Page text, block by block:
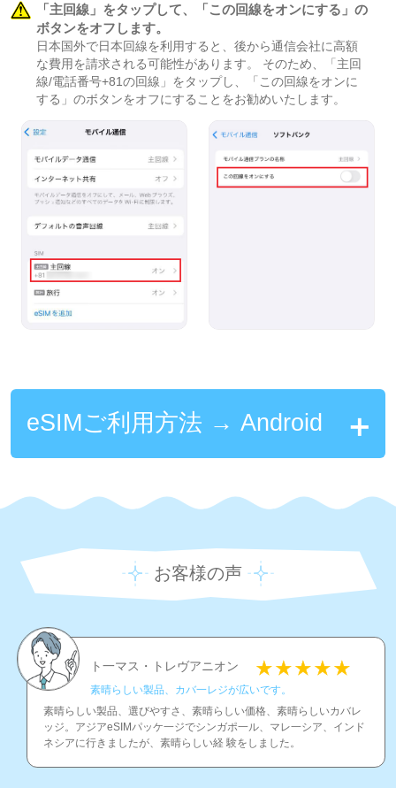
「主回線」をタップして、「この回線をオンにする」の
ボタンをオフします。
日本国外で日本回線を利用すると、後から通信会社に高額
な費用を請求される可能性があります。 そのため、「主回
線/電話番号+81の回線」をタップし、「この回線をオンに
する」のボタンをオフにすることをお勧めいたします。
eSIMご利用方法 → Android
お客様の声
ト一マス・トレヴアニオン
素晴らしい製品、カバ一レジが広いです。
素晴らしい製品、選びやすさ、素晴らしい価格、素晴らしいカバレ
ッジ。アジアeSIMパッケ一ジでシンガポ一ル、マレ一シア、インド
ネシアに行きましたが、素晴らしい経 験をしました。